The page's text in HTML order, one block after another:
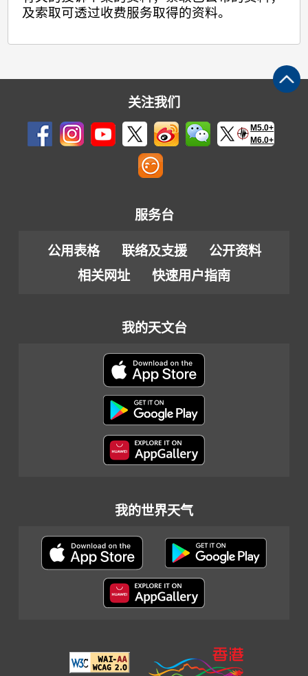
及索取可透过收费服务取得的资料。
关注我们
M5.0+
M6.0+
服务台
公用表格 联络及支援
公开资料
相关网址
快速用户指南
我的天文台
我的世界天气